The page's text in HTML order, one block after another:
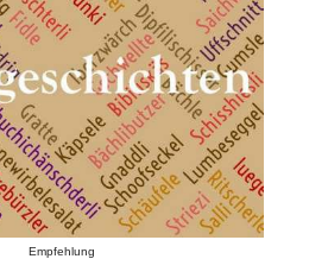
Empfehlung